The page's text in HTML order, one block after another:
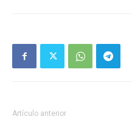
Artículo anterior